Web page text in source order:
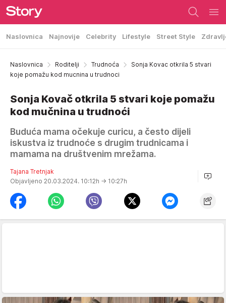
Naslovnica Najnovije Celebrity Lifestyle Street Style
Naslovnica Roditelji Trudnoća
Sonja Kovac otkrila 5 stvari
koje pomažu kod mucnina u trudnoci
Sonja Kovač otkrila 5 stvari koje pomažu
kod mučnina u trudnoći
Buduća mama očekuje curicu, a često dijeli
iskustva iz trudnoće s drugim trudnicama i
mamama na društvenim mrežama.
Tajana Tretnjak
Objavljeno 20.03.2024. 10:12h → 10:27h